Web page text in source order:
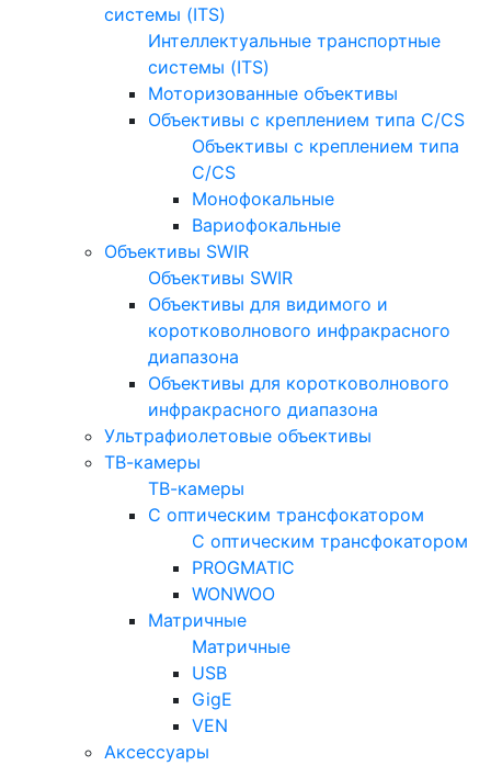
системы (ITS)
Интеллектуальные транспортные
системы (ITS)
Моторизованные объективы
Объективы с креплением типа C/CS
Объективы с креплением типа
C/CS
Монофокальные
Вариофокальные
Объективы SWIR
Объективы SWIR
Объективы для видимого и
коротковолнового инфракрасного
диапазона
Объективы для коротковолнового
инфракрасного диапазона
Ультрафиолетовые объективы
ТВ-камеры
ТВ-камеры
С оптическим трансфокатором
С оптическим трансфокатором
PROGMATIC
WONWOO
Матричные
Матричные
USB
GigE
VEN
Аксессуары